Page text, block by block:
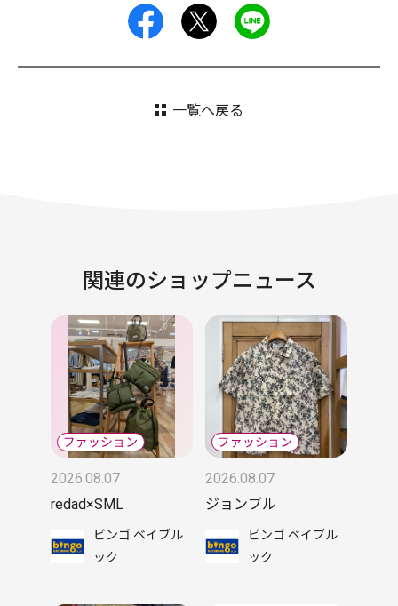
facebook
一覧へ戻る
関連のショップニュース
2026.08.07
redad×SML
ビンゴ ベイブル
ック
2026.08.07
ジョンブル
ビンゴ ベイブル
ック